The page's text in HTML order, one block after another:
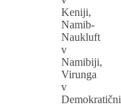
Keniji,
Namib-
Naukluft
v
Namibiji,
Virunga
v
Demokratični